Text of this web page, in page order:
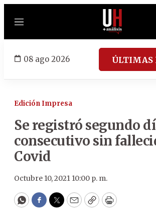
Menú
08 ago 2026 ÚLTIMAS
Edición Impresa
Se registró segundo
consecutivo sin
Covid
Octubre 10, 2021 10:00 p. m.
WhatsApp
Facebook
Twitter
EmailCopyPrint